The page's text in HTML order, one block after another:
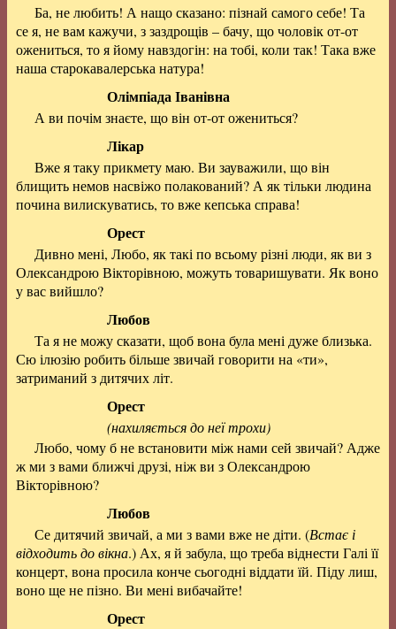
Ба, не любить! А нащо сказано: пізнай самого себе! Та
се я, не вам кажучи, з заздрощів – бачу, що чоловік от-от
ожениться, то я йому навздогін: на тобі, коли так! Така вже
наша старокавалерська натура!
Олімпіада Іванівна
А ви почім знаєте, що він от-от ожениться?
Лікар
Вже я таку прикмету маю. Ви зауважили, що він
блищить немов насвіжо полакований? А як тільки людина
почина вилискуватись, то вже кепська справа!
Орест
Дивно мені, Любо, як такі по всьому різні люди, як ви з
Олександрою Вікторівною, можуть товаришувати. Як воно
у вас вийшло?
Любов
Та я не можу сказати, щоб вона була мені дуже близька.
Сю ілюзію робить більше звичай говорити на «ти»,
затриманий з дитячих літ.
Орест
(нахиляється до неї трохи)
Любо, чому б не встановити між нами сей звичай? Адже
ж ми з вами ближчі друзі, ніж ви з Олександрою
Вікторівною?
Любов
Се дитячий звичай, а ми з вами вже не діти. (Встає і
відходить до вікна.) Ах, я й забула, що треба віднести Галі її
концерт, вона просила конче сьогодні віддати їй. Піду лиш,
воно ще не пізно. Ви мені вибачайте!
Орест